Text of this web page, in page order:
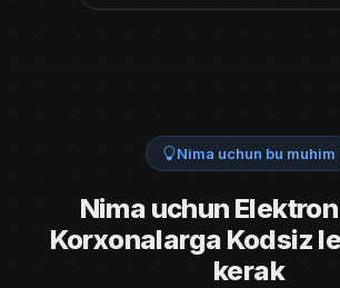
Nima uchun bu muhim
Nima uchun
Korxonalarga Kodsiz
kerak